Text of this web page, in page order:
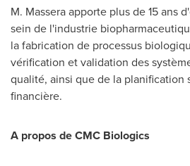
M. Massera apporte plus de 15 ans
sein de l'industrie
la fabrication de processus
vérification et validation des
qualité, ainsi que de la planification
financière.
A propos de CMC Biologics